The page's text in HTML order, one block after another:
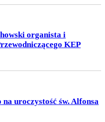
organista i
KEP
uroczystość św. Alfonsa